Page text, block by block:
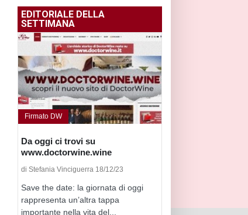
EDITORIALE DELLA
SETTIMANA
Firmato DW
Da oggi ci trovi su
www.doctorwine.wine
di Stefania Vinciguerra 18/12/23
Save the date: la giornata di oggi
rappresenta un’altra tappa
importante nella vita del...